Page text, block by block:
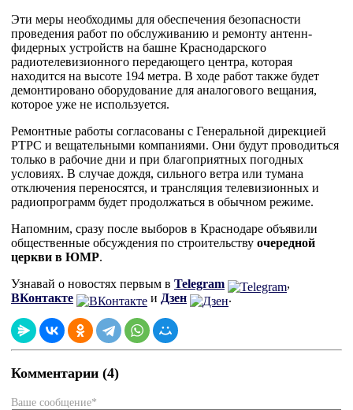
Эти меры необходимы для обеспечения безопасности
проведения работ по обслуживанию и ремонту антенн-
фидерных устройств на башне Краснодарского
радиотелевизионного передающего центра, которая
находится на высоте 194 метра. В ходе работ также будет
демонтировано оборудование для аналогового вещания,
которое уже не используется.
Ремонтные работы согласованы с Генеральной дирекцией
РТРС и вещательными компаниями. Они будут проводиться
только в рабочие дни и при благоприятных погодных
условиях. В случае дождя, сильного ветра или тумана
отключения переносятся, и трансляция телевизионных и
радиопрограмм будет продолжаться в обычном режиме.
Напомним, сразу после выборов в Краснодаре объявили
общественные обсуждения по строительству очередной
церкви в ЮМР.
Узнавай о новостях первым в Telegram
,
ВКонтакте
и Дзен .
Комментарии (4)
Ваше сообщение*